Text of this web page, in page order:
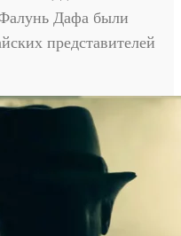
Дафа были
представителей